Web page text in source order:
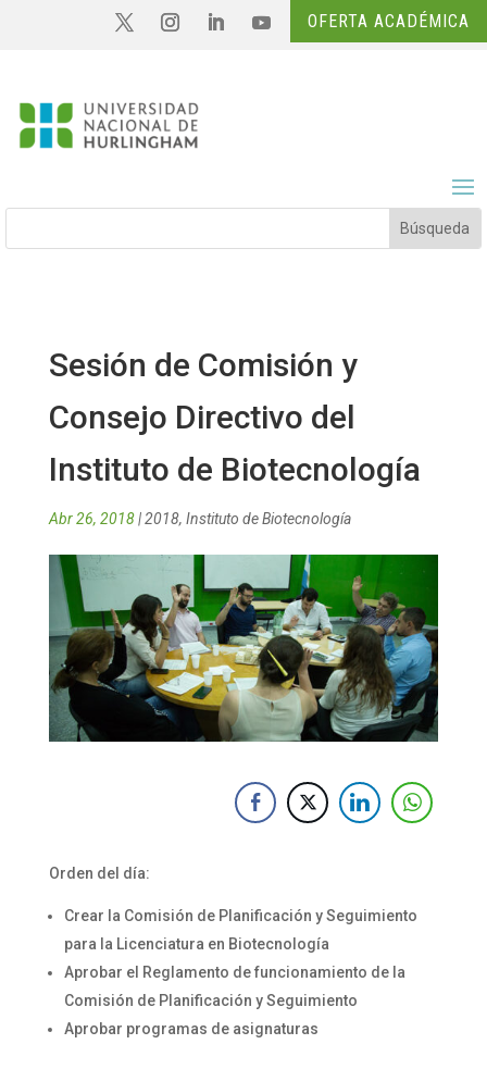
OFERTA ACADÉMICA
Sesión de Comisión y
Consejo Directivo del
Instituto de Biotecnología
Abr 26, 2018|2018, Instituto de Biotecnología
Orden del día:
Crear la Comisión de Planificación y Seguimiento
para la Licenciatura en Biotecnología
Aprobar el Reglamento de funcionamiento de la
Comisión de Planificación y Seguimiento
Aprobar programas de asignaturas